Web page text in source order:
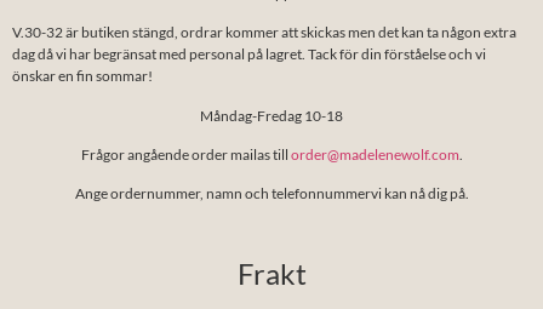
V.30-32 är butiken stängd, ordrar kommer att skickas men det kan ta någon extra
dag då vi har begränsat med personal på lagret. Tack för din förståelse och vi
önskar en fin sommar!
Måndag-Fredag 10-18
Frågor angående order mailas till order@madelenewolf.com
Ange ordernummer, namn och telefonnummervi kan nå dig på.
Frakt